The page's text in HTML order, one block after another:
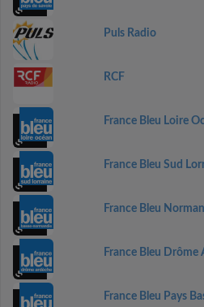
Puls Radio
RCF
France Bleu Loire
France Bleu Sud
France Bleu
France Bleu Drôme
France Bleu Pays